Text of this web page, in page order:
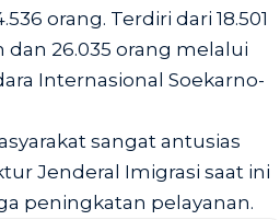
orang. Terdiri dari 18.501
26.035 orang melalui
Internasional Soekarno-
sangat antusias
Jenderal Imigrasi saat ini
peningkatan pelayanan.